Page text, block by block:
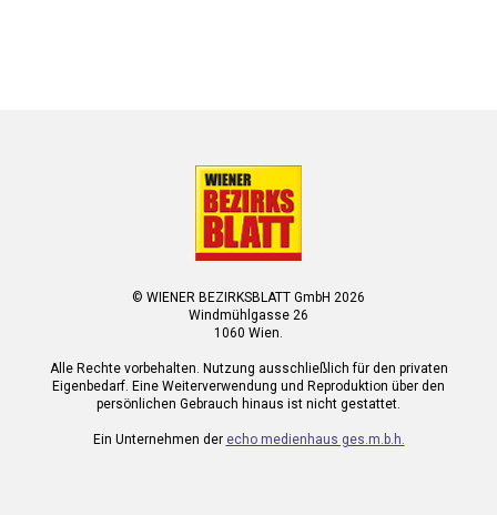
© WIENER BEZIRKSBLATT GmbH 2026
Windmühlgasse 26
1060 Wien.
Alle Rechte vorbehalten. Nutzung ausschließlich für den privaten
Eigenbedarf. Eine Weiterverwendung und Reproduktion über den
persönlichen Gebrauch hinaus ist nicht gestattet.
Ein Unternehmen der echo medienhaus ges.m.b.h.